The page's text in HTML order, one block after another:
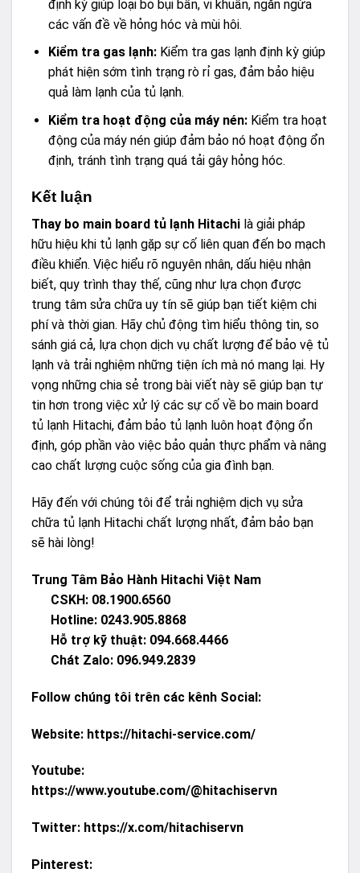
định kỳ giúp loại bỏ bụi bẩn, vi khuẩn, ngăn ngừa
các vấn đề về hỏng hóc và mùi hôi.
Kiểm tra gas lạnh:Kiểm tra gas lạnh định kỳ giúp
phát hiện sớm tình trạng rò rỉ gas, đảm bảo hiệu
quả làm lạnh của tủ lạnh.
Kiểm tra hoạt động của máy nén:Kiểm tra hoạt
động của máy nén giúp đảm bảo nó hoạt động ổn
định, tránh tình trạng quá tải gây hỏng hóc.
Kết luận
Thay bo main board tủ lạnh Hitachi là giải pháp
hữu hiệu khi tủ lạnh gặp sự cố liên quan đến bo mạch
điều khiển. Việc hiểu rõ nguyên nhân, dấu hiệu nhận
biết, quy trình thay thế, cũng như lựa chọn được
trung tâm sửa chữa uy tín sẽ giúp bạn tiết kiệm chi
phí và thời gian. Hãy chủ động tìm hiểu thông tin, so
sánh giá cả, lựa chọn dịch vụ chất lượng để bảo vệ tủ
lạnh và trải nghiệm những tiện ích mà nó mang lại. Hy
vọng những chia sẻ trong bài viết này sẽ giúp bạn tự
tin hơn trong việc xử lý các sự cố về bo main board
tủ lạnh Hitachi, đảm bảo tủ lạnh luôn hoạt động ổn
định, góp phần vào việc bảo quản thực phẩm và nâng
cao chất lượng cuộc sống của gia đình bạn.
Hãy đến với chúng tôi để trải nghiệm dịch vụ sửa
chữa tủ lạnh Hitachi chất lượng nhất, đảm bảo bạn
sẽ hài lòng!
Trung Tâm Bảo Hành Hitachi Việt Nam
CSKH: 08.1900.6560
Hotline: 0243.905.8868
Hỗ trợ kỹ thuật: 094.668.4466
Chát Zalo: 096.949.2839
Follow chúng tôi trên các kênh Social:
Website: https://hitachi-service.com/
Youtube:
https://www.youtube.com/@hitachiservn
Twitter: https://x.com/hitachiservn
Pinterest: